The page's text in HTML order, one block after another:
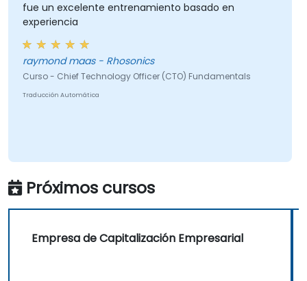
fue un excelente entrenamiento basado en
experiencia
raymond maas - Rhosonics
Curso - Chief Technology Officer (CTO) Fundamentals
Traducción Automática
Próximos cursos
Empresa de Capitalización Empresarial